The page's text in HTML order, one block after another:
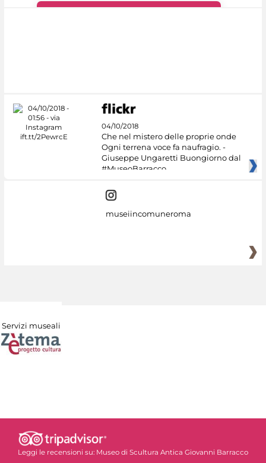
04/10/2018
Che nel mistero delle proprie onde
Ogni terrena voce fa naufragio. -
Giuseppe Ungaretti Buongiorno dal
#MuseoBarracco
museiincomuneroma
Servizi museali
Leggi le recensioni su: Museo di Scultura Antica Giovanni Barracco